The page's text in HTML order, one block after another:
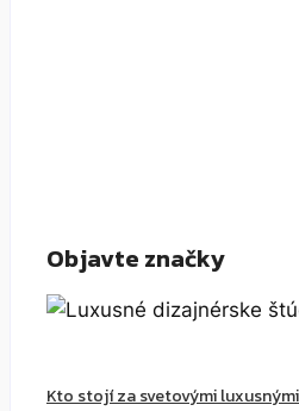
Objavte značky
Kto stojí za svetovými